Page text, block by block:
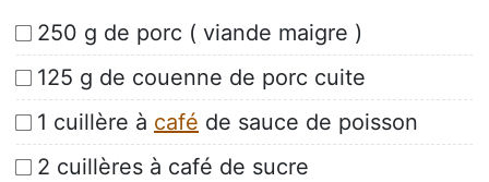
250 g de porc ( viande maigre )
125 g de couenne de porc cuite
1 cuillère à café de sauce de poisson
2 cuillères à café de sucre